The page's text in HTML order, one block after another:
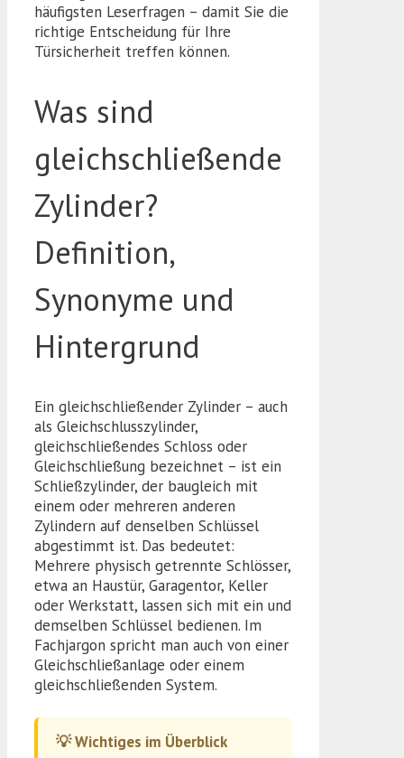
häufigsten Leserfragen – damit Sie die
richtige Entscheidung für Ihre
Türsicherheit treffen können.
Was sind
gleichschließende
Zylinder?
Definition,
Synonyme und
Hintergrund
Ein gleichschließender Zylinder – auch
als Gleichschlusszylinder,
gleichschließendes Schloss oder
Gleichschließung bezeichnet – ist ein
Schließzylinder, der baugleich mit
einem oder mehreren anderen
Zylindern auf denselben Schlüssel
abgestimmt ist. Das bedeutet:
Mehrere physisch getrennte Schlösser,
etwa an Haustür, Garagentor, Keller
oder Werkstatt, lassen sich mit ein und
demselben Schlüssel bedienen. Im
Fachjargon spricht man auch von einer
Gleichschließanlage oder einem
gleichschließenden System.
💡 Wichtiges im Überblick